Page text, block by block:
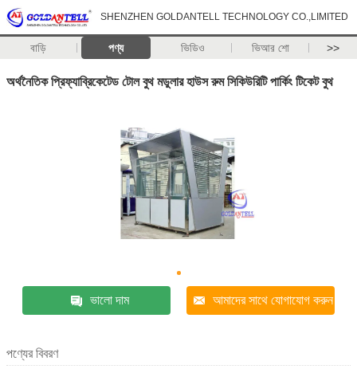
SHENZHEN GOLDANTELL TECHNOLOGY CO.,LIMITED
বাড়ি পণ্য ভিডিও ভিআর শো >>
অর্থনৈতিক প্রিফ্যাব্রিকেটেড টোল বুথ মডুলার হাউস রুম সিকিউরিটি পার্কিং টিকেট বুথ
ভালো দাম আমাদের সাথে যোগাযোগ করুন
পণ্যের বিবরণ